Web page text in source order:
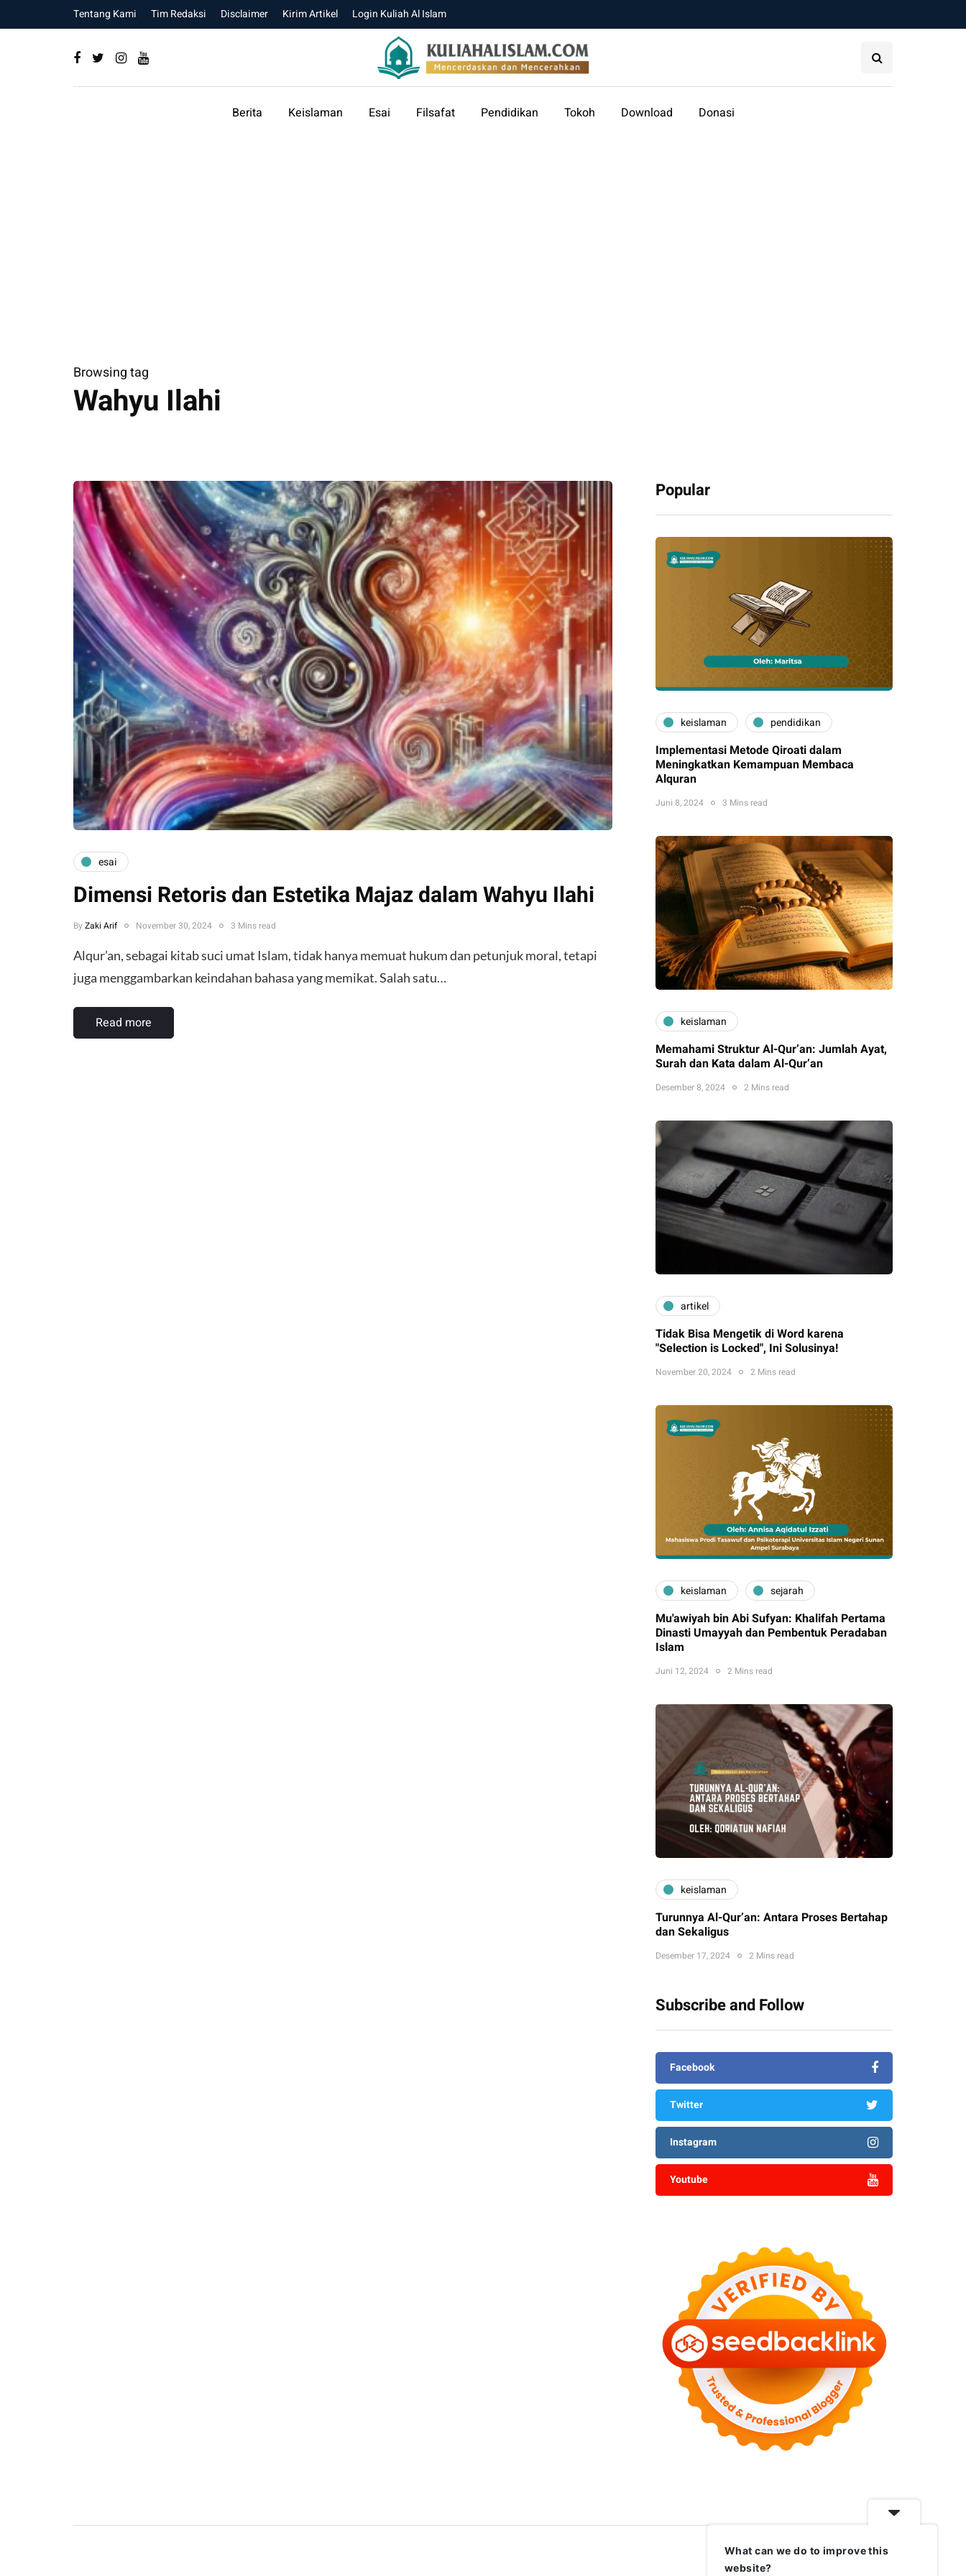
Tentang Kami Tim Redaksi Disclaimer Kirim Artikel Login Kuliah Al Islam
Berita Keislaman Esai Filsafat Pendidikan Tokoh Download Donasi
Browsing tag
Wahyu Ilahi
esai
Dimensi Retoris dan Estetika Majaz dalam Wahyu Ilahi
By Zaki Arif November 30, 2024 3 Mins read
Alqur’an, sebagai kitab suci umat Islam, tidak hanya memuat hukum dan petunjuk moral, tetapi
juga menggambarkan keindahan bahasa yang memikat. Salah satu…
Read more
Popular
keislaman pendidikan
Implementasi Metode Qiroati dalam
Meningkatkan Kemampuan Membaca
Alquran
Juni 8, 2024 3 Mins read
keislaman
Memahami Struktur Al-Qur’an: Jumlah Ayat,
Surah dan Kata dalam Al-Qur’an
Desember 8, 2024 2 Mins read
artikel
Tidak Bisa Mengetik di Word karena
"Selection is Locked", Ini Solusinya!
November 20, 2024 2 Mins read
keislaman sejarah
Mu'awiyah bin Abi Sufyan: Khalifah Pertama
Dinasti Umayyah dan Pembentuk Peradaban
Islam
Juni 12, 2024 2 Mins read
keislaman
Turunnya Al-Qur’an: Antara Proses Bertahap
dan Sekaligus
Desember 17, 2024 2 Mins read
Subscribe and Follow
Facebook
Twitter
Instagram
Youtube
What can we do to improve this
website?